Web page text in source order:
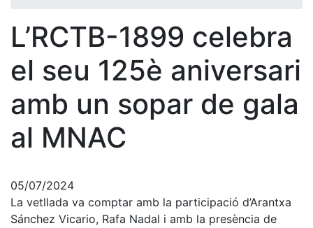
Restaurants Patrocini Notícies
Inscripcions El Godó del Soci/a
L’RCTB-1899 celebra
el seu 125è aniversari
amb un sopar de gala
al MNAC
05/07/2024
La vetllada va comptar amb la participació d’Arantxa
Sánchez Vicario, Rafa Nadal i amb la presència de